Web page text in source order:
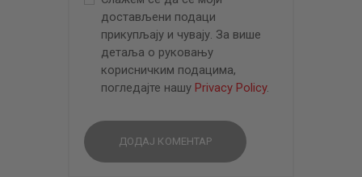
достављени подаци
прикупљају и чувају. За више
детаља о руковању
корисничким подацима,
погледајте нашу Privacy Policy.